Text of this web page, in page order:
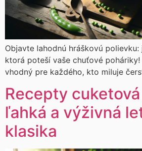
Objavte lahodnú hráškovú polievku:
ktorá poteší vaše chuťové
vhodný pre každého, kto miluje
Recepty
ľahká a výživná
klasika